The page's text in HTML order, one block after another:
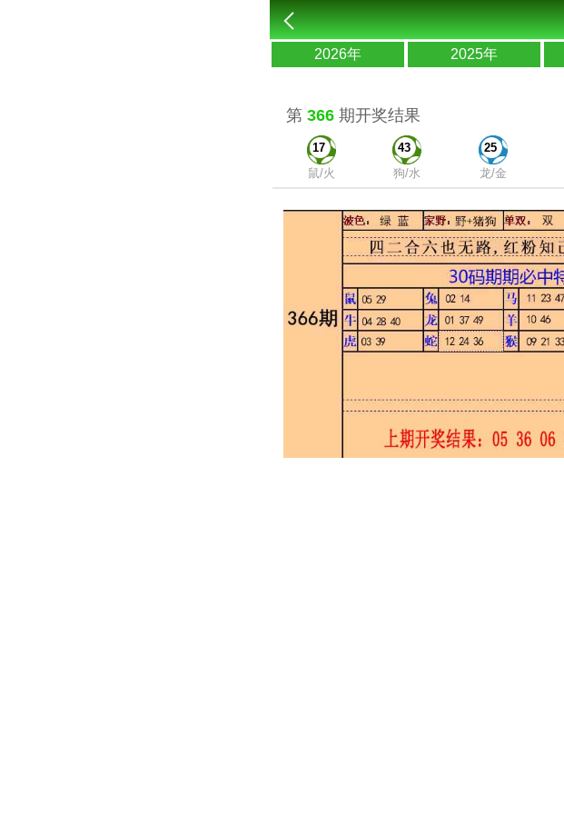
2026年 2025年
第 366期开奖结果
17
鼠/火
43
狗/水
25
龙/金